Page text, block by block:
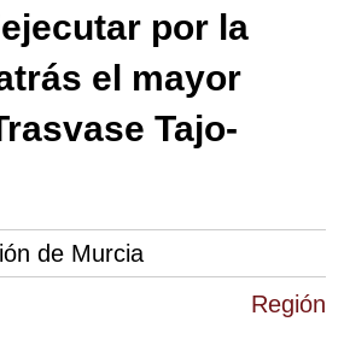
Región
por la
el mayor
Tajo-
de Murcia